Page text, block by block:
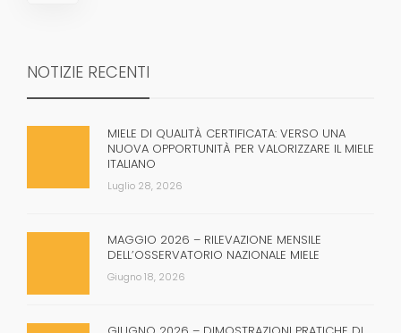
NOTIZIE RECENTI
MIELE DI QUALITÀ CERTIFICATA: VERSO UNA
NUOVA OPPORTUNITÀ PER VALORIZZARE IL MIELE
ITALIANO
Luglio 28, 2026
MAGGIO 2026 – RILEVAZIONE MENSILE
DELL’OSSERVATORIO NAZIONALE MIELE
Giugno 18, 2026